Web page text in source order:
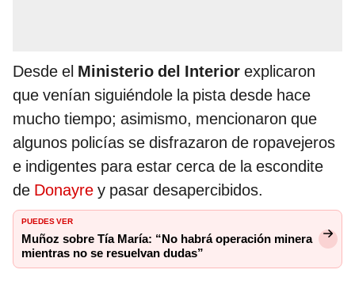
Desde el Ministerio del Interior explicaron
que venían siguiéndole la pista desde hace
mucho tiempo; asimismo, mencionaron que
algunos policías se disfrazaron de ropavejeros
e indigentes para estar cerca de la escondite
de Donayre y pasar desapercibidos.
PUEDES VER
Muñoz sobre Tía María: “No habrá operación minera
mientras no se resuelvan dudas”